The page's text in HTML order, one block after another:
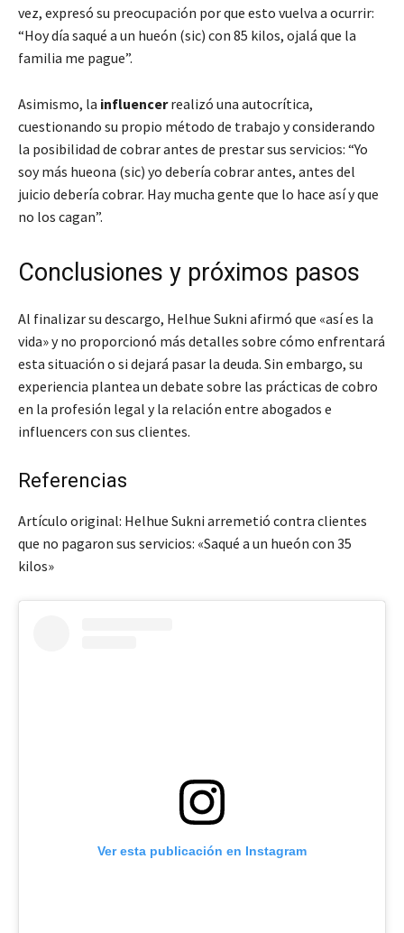
vez, expresó su preocupación por que esto vuelva a ocurrir:
“Hoy día saqué a un hueón (sic) con 85 kilos, ojalá que la
familia me pague”.
Asimismo, la influencerrealizó una autocrítica,
cuestionando su propio método de trabajo y considerando
la posibilidad de cobrar antes de prestar sus servicios: “Yo
soy más hueona (sic) yo debería cobrar antes, antes del
juicio debería cobrar. Hay mucha gente que lo hace así y que
no los cagan”.
Conclusiones y próximos pasos
Al finalizar su descargo, Helhue Sukni afirmó que «así es la
vida» y no proporcionó más detalles sobre cómo enfrentará
esta situación o si dejará pasar la deuda. Sin embargo, su
experiencia plantea un debate sobre las prácticas de cobro
en la profesión legal y la relación entre abogados e
influencers con sus clientes.
Referencias
Artículo original: Helhue Sukni arremetió contra clientes
que no pagaron sus servicios: «Saqué a un hueón con 35
kilos»
Ver esta publicación en Instagram